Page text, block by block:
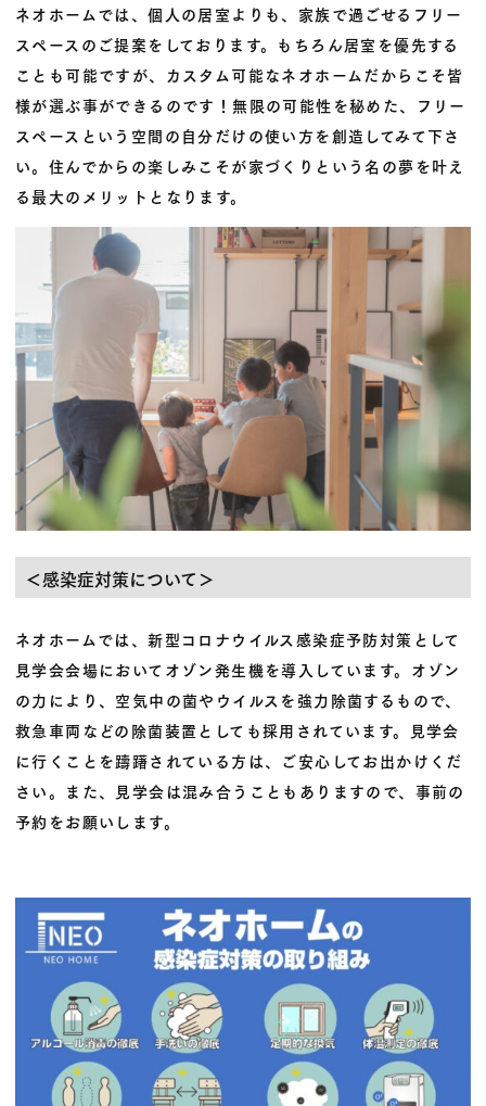
ネオホームでは、個人の居室よりも、家族で過ごせるフリー
スペースのご提案をしております。もちろん居室を優先する
ことも可能ですが、
カスタム可能なネオホームだからこそ皆
様が選ぶ事ができるのです！無限の可能性を秘めた、フリー
スペースという空間の自分だけの使い方を創造してみて下さ
い。住んでからの楽しみこそが家づくりという名の夢を叶え
る最大のメリットとなります。
＜感染症対策について＞
ネオホームでは、新型コロナウイルス感染症予防対策として
見学会会場においてオゾン発生機を導入しています。オゾン
の力により、空気中の菌やウイルスを強力除菌するもので、
救急車両などの除菌装置としても採用されています。見学会
に行くことを躊躇されている方は、ご安心してお出かけくだ
さい。また、見学会は混み合うこともありますので、事前の
予約をお願いします。